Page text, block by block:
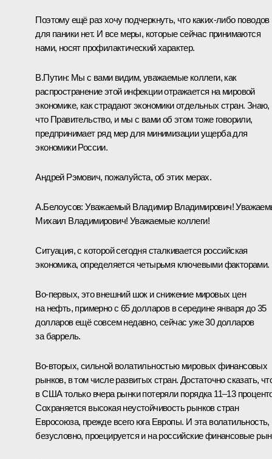
Поэтому ещё раз хочу подчеркнуть, что каких-либо поводов
для паники нет. И все меры, которые сейчас принимаются
нами, носят профилактический характер.
В.Путин: Мы с вами видим, уважаемые коллеги, как
распространение этой инфекции отражается на мировой
экономике, как страдают экономики отдельных стран. Знаю,
что Правительство, и мы с вами об этом тоже говорили,
предпринимает ряд мер для минимизации ущерба для
экономики России.
Андрей Рэмович, пожалуйста, об этих мерах.
А.Белоусов: Уважаемый Владимир Владимирович!
Михаил Владимирович! Уважаемые коллеги!
Ситуация, с которой сегодня сталкивается российская
экономика, определяется четырьмя ключевыми факторами.
Во-первых, это внешний шок и снижение мировых цен
на нефть, примерно с 65 долларов в середине января до 35
долларов ещё совсем недавно, сейчас уже 30 долларов
за баррель.
Во-вторых, сильной волатильностью мировых финансовых
рынков, в том числе развитых стран. Достаточно сказать,
в США только вчера рынки потеряли порядка 11–13
Сохраняется высокая неустойчивость рынков стран
Евросоюза, прежде всего юга Европы. И эта волатильность,
безусловно, проецируется и на российские финансовые